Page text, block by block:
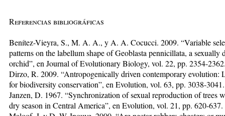
Referencias bibliográficas
Benítez-Vieyra, S., M. A. A., y A. A. Cocucci. 2009. “Variable
patterns on the labellum shape of Geoblasta pennicillata, a sexually
orchid”, en Journal of Evolutionary Biology, vol. 22, pp. 2354-
Dirzo, R. 2009. “Antropogenically driven contemporary evolution:
for biodiversity conservation”, en Evolution, vol. 63, pp. 3038-3041.
Janzen, D. 1967. “Synchronization of sexual reproduction of trees
dry season in Central America”, en Evolution, vol. 21, pp. 620-637.